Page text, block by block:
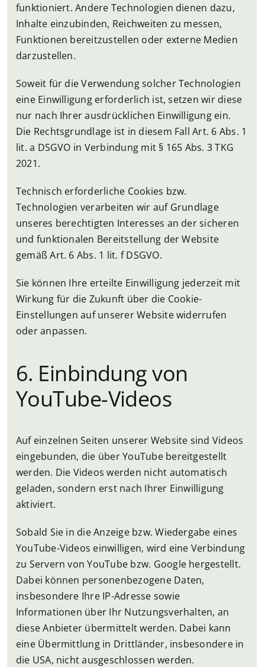
funktioniert. Andere Technologien dienen dazu,
Inhalte einzubinden, Reichweiten zu messen,
Funktionen bereitzustellen oder externe Medien
darzustellen.
Soweit für die Verwendung solcher Technologien
eine Einwilligung erforderlich ist, setzen wir diese
nur nach Ihrer ausdrücklichen Einwilligung ein.
Die Rechtsgrundlage ist in diesem Fall Art. 6 Abs. 1
lit. a DSGVO in Verbindung mit § 165 Abs. 3 TKG
2021.
Technisch erforderliche Cookies bzw.
Technologien verarbeiten wir auf Grundlage
unseres berechtigten Interesses an der sicheren
und funktionalen Bereitstellung der Website
gemäß Art. 6 Abs. 1 lit. f DSGVO.
Sie können Ihre erteilte Einwilligung jederzeit mit
Wirkung für die Zukunft über die Cookie-
Einstellungen auf unserer Website widerrufen
oder anpassen.
6. Einbindung von
YouTube-Videos
Auf einzelnen Seiten unserer Website sind Videos
eingebunden, die über YouTube bereitgestellt
werden. Die Videos werden nicht automatisch
geladen, sondern erst nach Ihrer Einwilligung
aktiviert.
Sobald Sie in die Anzeige bzw. Wiedergabe eines
YouTube-Videos einwilligen, wird eine Verbindung
zu Servern von YouTube bzw. Google hergestellt.
Dabei können personenbezogene Daten,
insbesondere Ihre IP-Adresse sowie
Informationen über Ihr Nutzungsverhalten, an
diese Anbieter übermittelt werden. Dabei kann
eine Übermittlung in Drittländer, insbesondere in
die USA, nicht ausgeschlossen werden.